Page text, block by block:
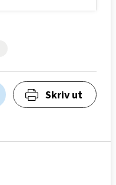
Skriv ut